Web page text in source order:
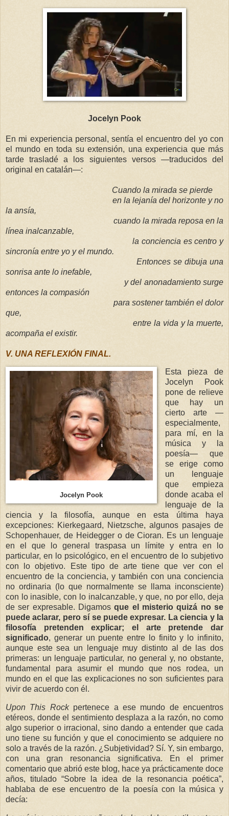
Jocelyn Pook
En mi experiencia personal, sentía el encuentro del yo con
el mundo en toda su extensión, una experiencia que más
tarde trasladé a los siguientes versos —traducidos del
original en catalán—:
Cuando la mirada se pierde
en la lejanía del horizonte y no
la ansía,
cuando la mirada reposa en la
línea inalcanzable,
la conciencia es centro y
sincronía entre yo y el mundo.
Entonces se dibuja una
sonrisa ante lo inefable,
y del anonadamiento surge
entonces la compasión
para sostener también el dolor
que,
entre la vida y la muerte,
acompaña el existir.
V. UNA REFLEXIÓN FINAL.
Jocelyn Pook
Esta pieza de
Jocelyn Pook
pone de relieve
que hay un
cierto arte —
especialmente,
para mí, en la
música y la
poesía— que
se erige como
un lenguaje
que empieza
donde acaba el
lenguaje de la
ciencia y la filosofía, aunque en esta última haya
excepciones: Kierkegaard, Nietzsche, algunos pasajes de
Schopenhauer, de Heidegger o de Cioran. Es un lenguaje
en el que lo general traspasa un límite y entra en lo
particular, en lo psicológico, en el encuentro de lo subjetivo
con lo objetivo. Este tipo de arte tiene que ver con el
encuentro de la conciencia, y también con una conciencia
no ordinaria (lo que normalmente se llama inconsciente)
con lo inasible, con lo inalcanzable, y que, no por ello, deja
de ser expresable. Digamosque el misterio quizá no se
puede aclarar, pero sí se puede expresar. La ciencia y la
filosofía pretenden explicar; el arte pretende dar
significado, generar un puente entre lo finito y lo infinito,
aunque este sea un lenguaje muy distinto al de las dos
primeras: un lenguaje particular, no general y, no obstante,
fundamental para asumir el mundo que nos rodea, un
mundo en el que las explicaciones no son suficientes para
vivir de acuerdo con él.
Upon This Rockpertenece a ese mundo de encuentros
etéreos, donde el sentimiento desplaza a la razón, no como
algo superior o irracional, sino dando a entender que cada
uno tiene su función y que el conocimiento se adquiere no
solo a través de la razón. ¿Subjetividad? Sí. Y, sin embargo,
con una gran resonancia significativa. En el primer
comentario que abrió este blog, hace ya prácticamente doce
años, titulado “Sobre la idea de la resonancia poética”,
hablaba de ese encuentro de la poesía con la música y
decía: